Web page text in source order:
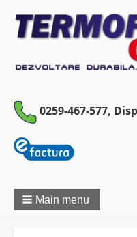
0259-467-577,
Main menu